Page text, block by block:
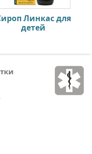
Линкас для
детей